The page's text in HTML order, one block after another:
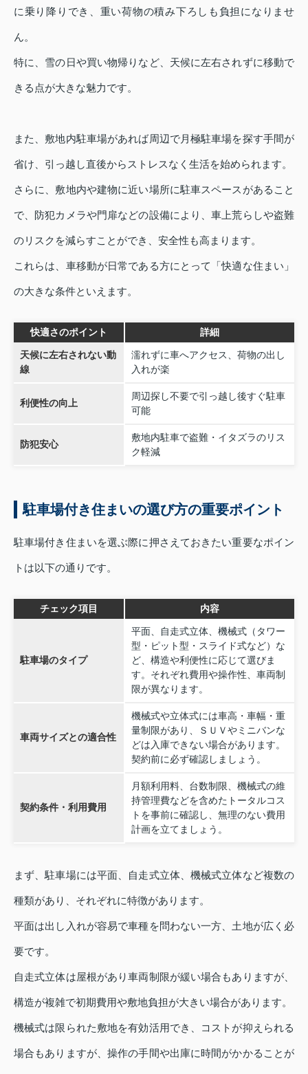
に乗り降りでき、重い荷物の積み下ろしも負担になりませ
ん。
特に、雪の日や買い物帰りなど、天候に左右されずに移動で
きる点が大きな魅力です。
また、敷地内駐車場があれば周辺で月極駐車場を探す手間が
省け、引っ越し直後からストレスなく生活を始められます。
さらに、敷地内や建物に近い場所に駐車スペースがあること
で、防犯カメラや門扉などの設備により、車上荒らしや盗難
のリスクを減らすことができ、安全性も高まります。
これらは、車移動が日常である方にとって「快適な住まい」
の大きな条件といえます。
快適さのポイント 詳細
天候に左右されない動
線
濡れずに車へアクセス、荷物の出し
入れが楽
利便性の向上
周辺探し不要で引っ越し後すぐ駐車
可能
防犯安心
敷地内駐車で盗難・イタズラのリス
ク軽減
駐車場付き住まいの選び方の重要ポイント
駐車場付き住まいを選ぶ際に押さえておきたい重要なポイン
トは以下の通りです。
チェック項目 内容
駐車場のタイプ
平面、自走式立体、機械式（タワー
型・ピット型・スライド式など）な
ど、構造や利便性に応じて選びま
す。それぞれ費用や操作性、車両制
限が異なります。
車両サイズとの適合性
機械式や立体式には車高・車幅・重
量制限があり、ＳＵＶやミニバンな
どは入庫できない場合があります。
契約前に必ず確認しましょう。
契約条件・利用費用
月額利用料、台数制限、機械式の維
持管理費などを含めたトータルコス
トを事前に確認し、無理のない費用
計画を立てましょう。
まず、駐車場には平面、自走式立体、機械式立体など複数の
種類があり、それぞれに特徴があります。
平面は出し入れが容易で車種を問わない一方、土地が広く必
要です。
自走式立体は屋根があり車両制限が緩い場合もありますが、
構造が複雑で初期費用や敷地負担が大きい場合があります。
機械式は限られた敷地を有効活用でき、コストが抑えられる
場合もありますが、操作の手間や出庫に時間がかかることが